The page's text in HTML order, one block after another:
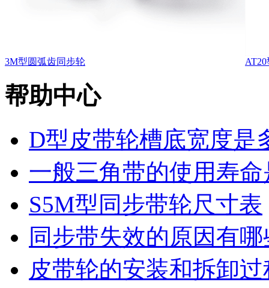
3M型圆弧齿同步轮
帮助中心
D型皮带轮槽底宽度是
一般三角带的使用寿命
S5M型同步带轮尺寸表
同步带失效的原因有哪
皮带轮的安装和拆卸过